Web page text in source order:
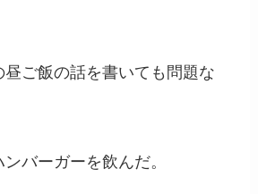
ご飯の話を書いても問題な
バーガーを飲んだ。